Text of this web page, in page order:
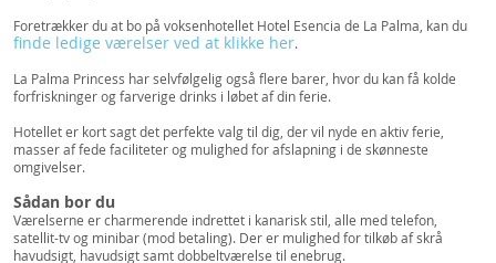
Foretrækker du at bo på voksenhotellet Hotel Esencia de La Palma, kan du
finde ledige værelser ved at klikke her.
La Palma Princess har selvfølgelig også flere barer, hvor du kan få kolde
forfriskninger og farverige drinks i løbet af din ferie.
Hotellet er kort sagt det perfekte valg til dig, der vil nyde en aktiv ferie,
masser af fede faciliteter og mulighed for afslapning i de skønneste
omgivelser.
Sådan bor du
Værelserne er charmerende indrettet i kanarisk stil, alle med telefon,
satellit-tv og minibar (mod betaling). Der er mulighed for tilkøb af skrå
havudsigt, havudsigt samt dobbeltværelse til enebrug.